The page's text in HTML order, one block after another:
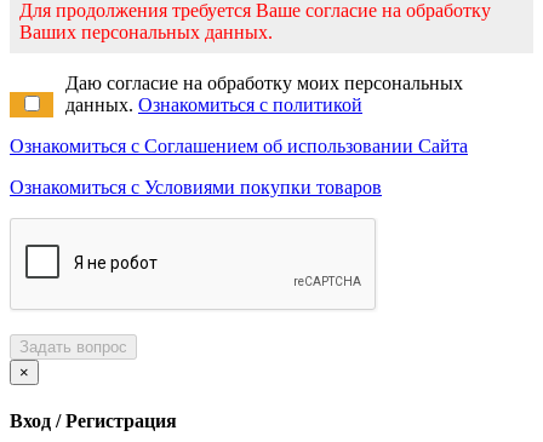
Для продолжения требуется Ваше согласие на обработку
Ваших персональных данных.
Даю согласие на обработку моих персональных
данных. Ознакомиться с политикой
Ознакомиться с Соглашением об использовании Сайта
Ознакомиться с Условиями покупки товаров
Задать вопрос
×
Вход / Регистрация